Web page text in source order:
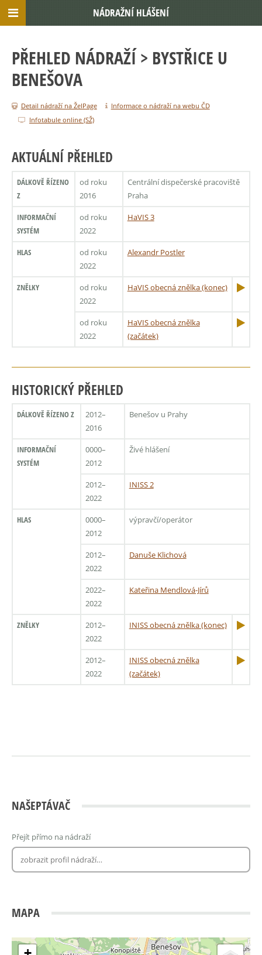
PŘEHLED NÁDRAŽÍ > BYSTŘICE U
BENEŠOVA
Detail nádraží na ŽelPage
Informace o nádraží na webu ČD
Infotabule online (SŽ)
AKTUÁLNÍ PŘEHLED
DÁLKOVĚ ŘÍZENO
Z
od roku
2016
Centrální dispečerské pracoviště
Praha
INFORMAČNÍ
SYSTÉM
od roku
2022
HaVIS 3
HLAS
od roku
2022
Alexandr Postler
ZNĚLKY
od roku
2022
HaVIS obecná znělka (konec)
od roku
2022
HaVIS obecná znělka
(začátek)
HISTORICKÝ PŘEHLED
DÁLKOVĚ ŘÍZENO Z
2012–
2016
Benešov u Prahy
INFORMAČNÍ
SYSTÉM
0000–
2012
Živé hlášení
2012–
2022
INISS 2
HLAS
0000–
2012
výpravčí/operátor
2012–
2022
Danuše Klichová
2022–
2022
Kateřina Mendlová-Jírů
ZNĚLKY
2012–
2022
INISS obecná znělka (konec)
2012–
2022
INISS obecná znělka
(začátek)
NAŠEPTÁVAČ
Přejít přímo na nádraží
MAPA
NÁDRAŽNÍ HLÁŠENÍ